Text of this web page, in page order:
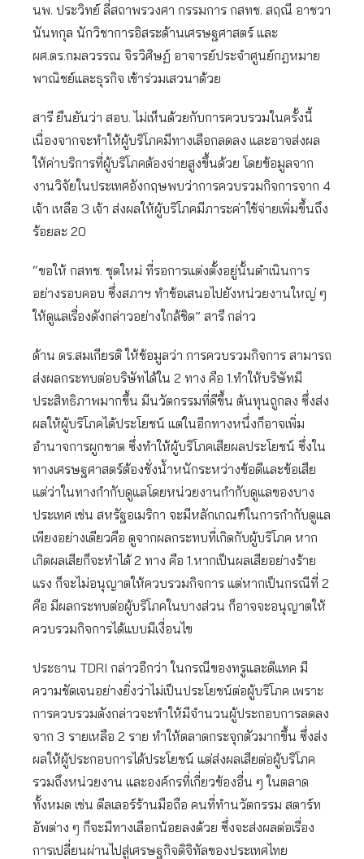
นพ. ประวิทย์ ลี่สถาพรวงศา กรรมการ กสทช. สฤณี อาชวา
นันทกุล นักวิชาการอิสระด้านเศรษฐศาสตร์ และ
ผศ.ดร.กมลวรรณ จิรวิศิษฏ์ อาจารย์ประจำศูนย์กฎหมาย
พาณิชย์และธุรกิจ เข้าร่วมเสวนาด้วย
สารี ยืนยันว่า สอบ. ไม่เห็นด้วยกับการควบรวมในครั้งนี้
เนื่องจากจะทำให้ผู้บริโภคมีทางเลือกลดลง และอาจส่งผล
ให้ค่าบริการที่ผู้บริโภคต้องจ่ายสูงขึ้นด้วย โดยข้อมูลจาก
งานวิจัยในประเทศอังกฤษพบว่าการควบรวมกิจการจาก 4
เจ้า เหลือ 3 เจ้า ส่งผลให้ผู้บริโภคมีภาระค่าใช้จ่ายเพิ่มขึ้นถึง
ร้อยละ 20
“ขอให้ กสทช. ชุดใหม่ ที่รอการแต่งตั้งอยู่นั้นดำเนินการ
อย่างรอบคอบ ซึ่งสภาฯ ทำข้อเสนอไปยังหน่วยงานใหญ่ ๆ
ให้ดูแลเรื่องดังกล่าวอย่างใกล้ชิด” สารี กล่าว
ด้าน ดร.สมเกียรติ ให้ข้อมูลว่า การควบรวมกิจการ สามารถ
ส่งผลกระทบต่อบริษัทได้ใน 2 ทาง คือ 1.ทำให้บริษัทมี
ประสิทธิภาพมากขึ้น มีนวัตกรรมที่ดีขึ้น ต้นทุนถูกลง ซึ่งส่ง
ผลให้ผู้บริโภคได้ประโยชน์ แต่ในอีกทางหนึ่งก็อาจเพิ่ม
อำนาจการผูกขาด ซึ่งทำให้ผู้บริโภคเสียผลประโยชน์ ซึ่งใน
ทางเศรษฐศาสตร์ต้องชั่งน้ำหนักระหว่างข้อดีและข้อเสีย
แต่ว่าในทางกำกับดูแลโดยหน่วยงานกำกับดูแลของบาง
ประเทศ เช่น สหรัฐอเมริกา จะมีหลักเกณฑ์ในการกำกับดูแล
เพียงอย่างเดียวคือ ดูจากผลกระทบที่เกิดกับผู้บริโภค หาก
เกิดผลเสียก็จะทำได้ 2 ทาง คือ 1.หากเป็นผลเสียอย่างร้าย
แรง ก็จะไม่อนุญาตให้ควบรวมกิจการ แต่หากเป็นกรณีที่ 2
คือ มีผลกระทบต่อผู้บริโภคในบางส่วน ก็อาจจะอนุญาตให้
ควบรวมกิจการได้แบบมีเงื่อนไข
ประธาน TDRI กล่าวอีกว่า ในกรณีของทรูและดีแทค มี
ความชัดเจนอย่างยิ่งว่าไม่เป็นประโยชน์ต่อผู้บริโภค เพราะ
การควบรวมดังกล่าวจะทำให้มีจำนวนผู้ประกอบการลดลง
จาก 3 รายเหลือ 2 ราย ทำให้ตลาดกระจุกตัวมากขึ้น ซึ่งส่ง
ผลให้ผู้ประกอบการได้ประโยชน์ แต่ส่งผลเสียต่อผู้บริโภค
รวมถึงหน่วยงาน และองค์กรที่เกี่ยวข้องอื่น ๆ ในตลาด
ทั้งหมด เช่น ดีลเลอร์ร้านมือถือ คนที่ทำนวัตกรรม สตาร์ท
อัพต่าง ๆ ก็จะมีทางเลือกน้อยลงด้วย ซึ่งจะส่งผลต่อเรื่อง
การเปลี่ยนผ่านไปสู่เศรษฐกิจดิจิทัลของประเทศไทย